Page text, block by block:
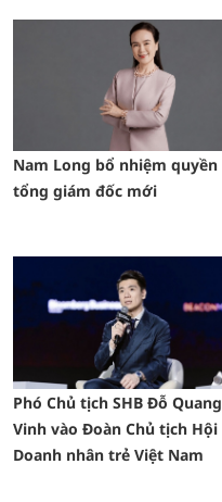
Nam Long bổ nhiệm quyền
tổng giám đốc mới
Phó Chủ tịch SHB Đỗ Quang
Vinh vào Đoàn Chủ tịch Hội
Doanh nhân trẻ Việt Nam